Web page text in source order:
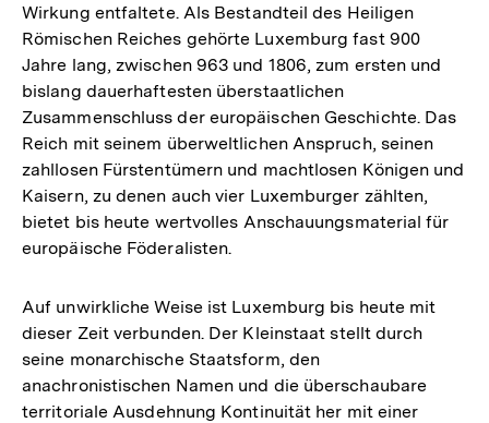
Wirkung entfaltete. Als Bestandteil des Heiligen
Römischen Reiches gehörte Luxemburg fast 900
Jahre lang, zwischen 963 und 1806, zum ersten und
bislang dauerhaftesten überstaatlichen
Zusammenschluss der europäischen Geschichte. Das
Reich mit seinem überweltlichen Anspruch, seinen
zahllosen Fürstentümern und machtlosen Königen und
Kaisern, zu denen auch vier Luxemburger zählten,
bietet bis heute wertvolles Anschauungsmaterial für
europäische Föderalisten.
Auf unwirkliche Weise ist Luxemburg bis heute mit
dieser Zeit verbunden. Der Kleinstaat stellt durch
seine monarchische Staatsform, den
anachronistischen Namen und die überschaubare
territoriale Ausdehnung Kontinuität her mit einer